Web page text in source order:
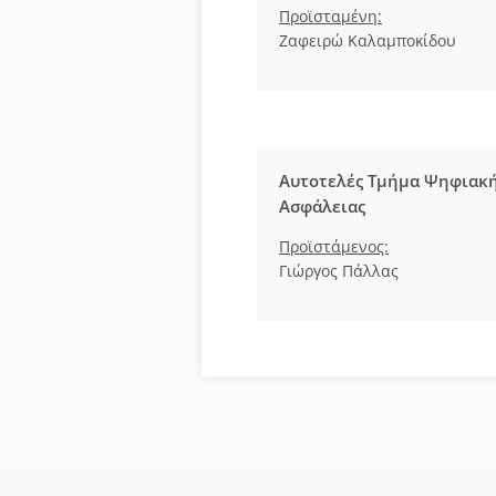
Προϊσταμένη:
Ζαφειρώ Καλαμποκίδου
Αυτοτελές Τμήμα
Ασφάλειας
Προϊστάμενος:
Γιώργος Πάλλας